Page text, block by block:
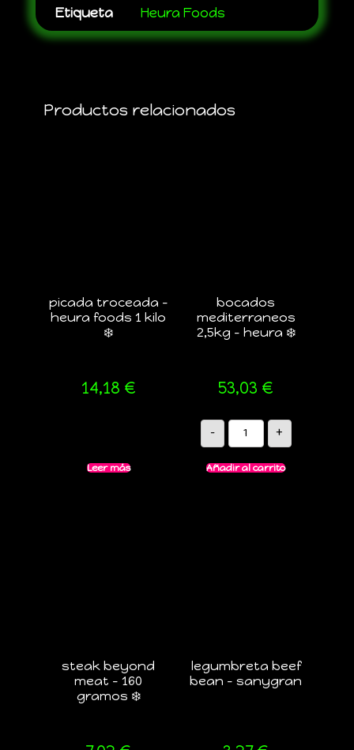
Etiqueta
Heura Foods
Productos relacionados
picada troceada –
heura foods 1 kilo
❄️
14,18 €
Leer más
bocados
mediterraneos
2,5kg – heura ❄️
53,03 €
- +
Añadir al carrito
steak beyond
meat – 160
gramos ❄️
legumbreta beef
bean – sanygran